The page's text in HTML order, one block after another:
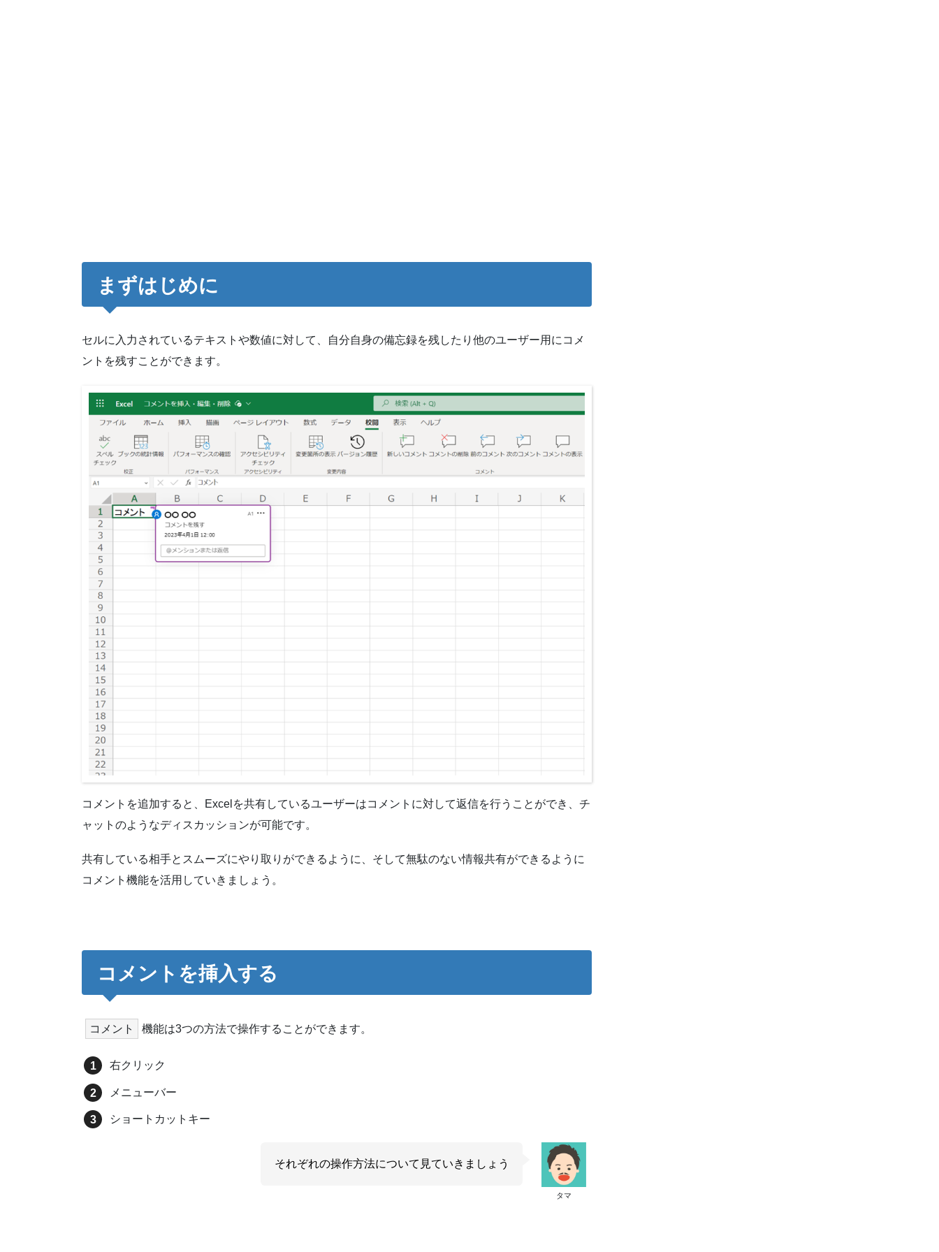
まずはじめに
セルに入力されているテキストや数値に対して、自分自身の備忘録を残したり他のユーザー用にコメ
ントを残すことができます。
コメントを追加すると、Excelを共有しているユーザーはコメントに対して返信を行うことができ、チ
ャットのようなディスカッションが可能です。
共有している相手とスムーズにやり取りができるように、そして無駄のない情報共有ができるように
コメント機能を活用していきましょう。
コメントを挿入する
コメント 機能は3つの方法で操作することができます。
右クリック
メニューバー
ショートカットキー
タマ
それぞれの操作方法について見ていきましょう